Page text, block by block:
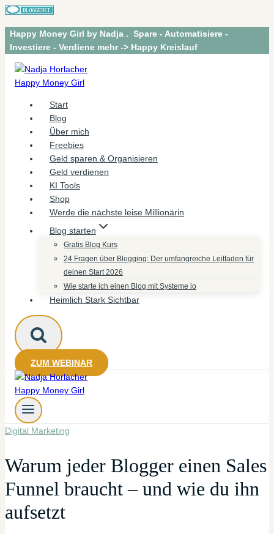
Zum
Inhalt
Happy Money Girl by Nadja . Spare - Automatisiere -
Investiere - Verdiene mehr -> Happy Kreislauf
Start
Blog
Über mich
Freebies
Geld sparen & Organisieren
Geld verdienen
KI Tools
Shop
Werde die nächste leise Millionärin
Blog starten
Gratis Blog Kurs
24 Fragen über Blogging: Der umfangreiche Leitfaden für
deinen Start 2026
Wie starte ich einen Blog mit Systeme io
Heimlich Stark Sichtbar
ZUM WEBINAR
Digital Marketing
Warum jeder Blogger einen Sales
Funnel braucht – und wie du ihn
aufsetzt